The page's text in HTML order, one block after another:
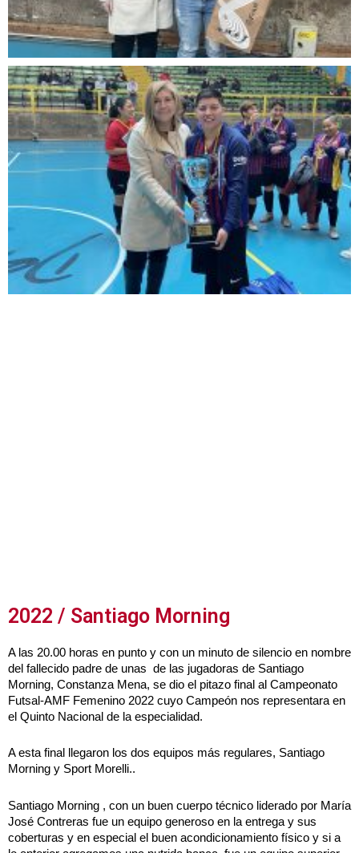
2022 / Santiago Morning
A las 20.00 horas en punto y con un minuto de silencio en nombre
del fallecido padre de unas de las jugadoras de Santiago
Morning, Constanza Mena, se dio el pitazo final al Campeonato
Futsal-AMF Femenino 2022 cuyo Campeón nos representara en
el Quinto Nacional de la especialidad.
A esta final llegaron los dos equipos más regulares, Santiago
Morning y Sport Morelli..
Santiago Morning , con un buen cuerpo técnico liderado por María
José Contreras fue un equipo generoso en la entrega y sus
coberturas y en especial el buen acondicionamiento físico y si a